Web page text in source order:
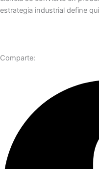
estrategia industrial define
Comparte: